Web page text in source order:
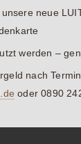
neue
werden –
nach
oder 0890